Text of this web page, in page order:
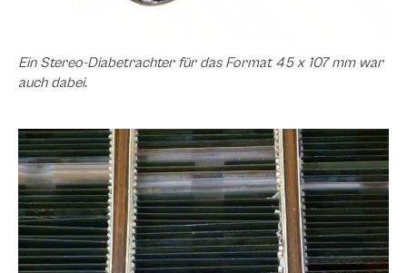
Ein Stereo-Diabetrachter für das Format 45 x 107 mm war
auch dabei.